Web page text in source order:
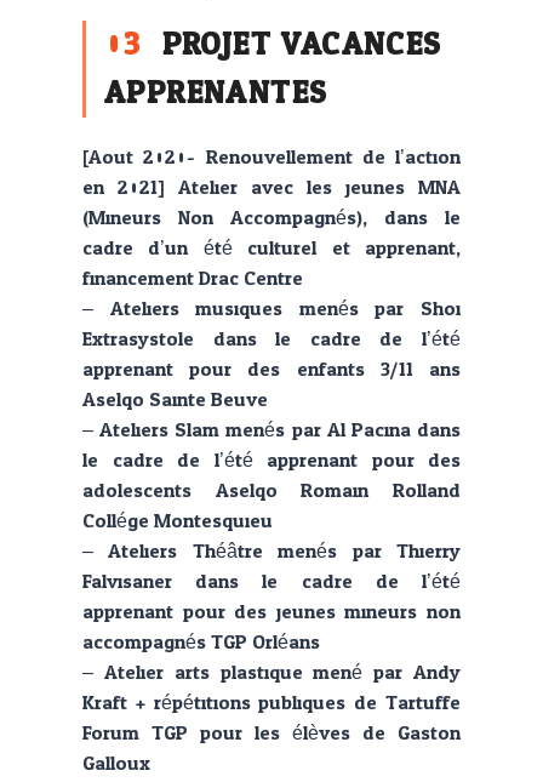
03 PROJET VACANCES
APPRENANTES
[Aout 2020- Renouvellement de l’action
en 2021] Atelier avec les jeunes MNA
(Mineurs Non Accompagnés), dans le
cadre d’un été culturel et apprenant,
financement Drac Centre.
– Ateliers musiques menés par Shoi
Extrasystole dans le cadre de l’été
apprenant pour des enfants 3/11 ans
Aselqo Sainte Beuve
– Ateliers Slam menés par Al Pacina dans
le cadre de l’été apprenant pour des
adolescents Aselqo Romain Rolland
Collége Montesquieu
– Ateliers Théâtre menés par Thierry
Falvisaner dans le cadre de l’été
apprenant pour des jeunes mineurs non
accompagnés TGP Orléans
– Atelier arts plastique mené par Andy
Kraft + répétitions publiques de Tartuffe
Forum TGP pour les élèves de Gaston
Galloux